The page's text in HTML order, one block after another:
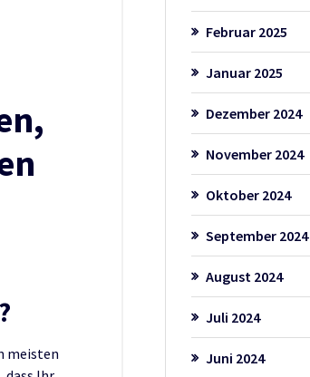
meisten
Februar 2025
Januar 2025
Dezember 2024
November 2024
Oktober 2024
September 2024
August 2024
Juli 2024
Juni 2024